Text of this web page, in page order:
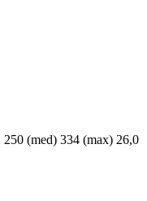
(med) 334 (max) 26,0